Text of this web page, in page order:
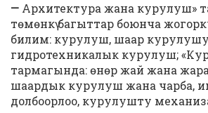
— Архитектура жана курулуш»
төмөнкү багыттар боюнча
билим: курулуш, шаар
гидротехникалык курулуш;
тармагында: өнөр жай жана
шаардык курулуш жана чарба,
долбоорлоо, курулушту